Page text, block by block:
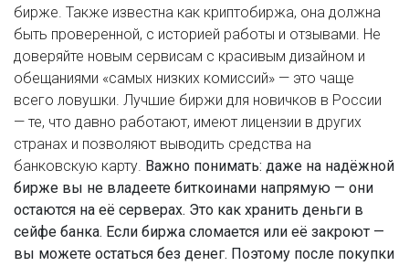
бирже. Также известна как криптобиржа, она должна
быть проверенной, с историей работы и отзывами. Не
доверяйте новым сервисам с красивым дизайном и
обещаниями «самых низких комиссий» — это чаще
всего ловушки. Лучшие биржи для новичков в России
— те, что давно работают, имеют лицензии в других
странах и позволяют выводить средства на
банковскую карту. Важно понимать: даже на надёжной
бирже вы не владеете биткоинами напрямую — они
остаются на её серверах. Это как хранить деньги в
сейфе банка. Если биржа сломается или её закроют —
вы можете остаться без денег. Поэтому после покупки